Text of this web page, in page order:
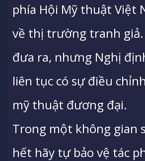
phía Hội Mỹ thuật Việt
về thị trường tranh
đưa ra, nhưng Nghị
liên tục có sự điều
mỹ thuật đương đại.
Trong một không gian
hết hãy tự bảo vệ tác